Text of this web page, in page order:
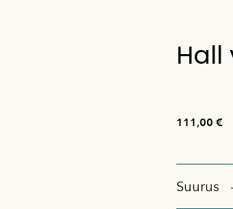
111,00 €
Suurus